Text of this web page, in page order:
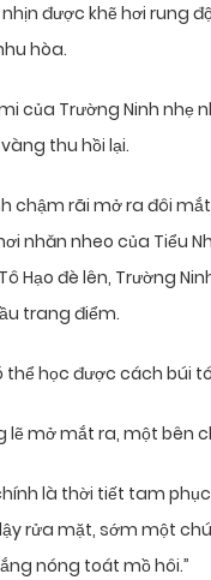
nhịn được khẽ hơi rung
hòa.
của Trường Ninh nhẹ
thu hồi lại.
chậm rãi mở ra đôi
nhăn nheo của Tiểu
Hạo đè lên, Trường
trang điểm.
thể học được cách búi
lẽ mở mắt ra, một bên
là thời tiết tam
rửa mặt, sớm một
nóng toát mồ hôi.”